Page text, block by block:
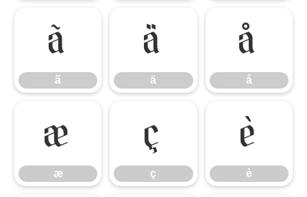
ã
ã
ä
ä
å
å
æ
æ
ç
ç
è
è